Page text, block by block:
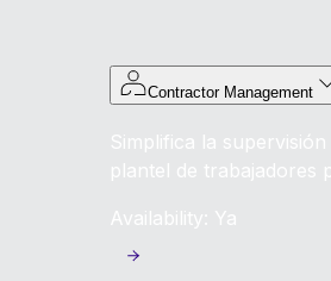
Contractor Management
Simplifica la
plantel de trabajadores
Availability: Ya